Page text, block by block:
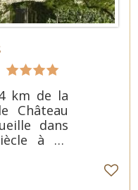
km de la
Château
dans
à 25
piscine